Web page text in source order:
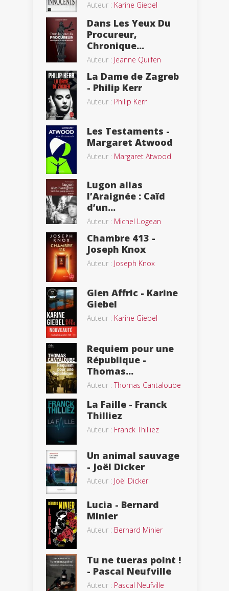
Auteur : Karine Giebel
Dans Les Yeux Du
Procureur,
Chronique...
Auteur : Jeanne Quilfen
La Dame de Zagreb
- Philip Kerr
Auteur : Philip Kerr
Les Testaments -
Margaret Atwood
Auteur : Margaret Atwood
Lugon alias
l’Araignée : Caïd
d’un...
Auteur : Michel Logean
Chambre 413 -
Joseph Knox
Auteur : Joseph Knox
Glen Affric - Karine
Giebel
Auteur : Karine Giebel
Requiem pour une
République -
Thomas...
Auteur :Thomas Cantaloube
La Faille - Franck
Thilliez
Auteur : Franck Thilliez
Un animal sauvage
- Joël Dicker
Auteur : Joël Dicker
Lucia - Bernard
Minier
Auteur : Bernard Minier
Tu ne tueras point !
- Pascal Neufville
Auteur : Pascal Neufville